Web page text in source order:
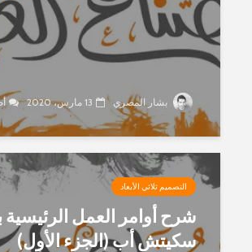
بشار المصري 13 مارس، 2020
التصميم ثلاثي الأبعاد
شرح أوامر العمل الرئيسية
سكيتش أب (الجزء الأول)